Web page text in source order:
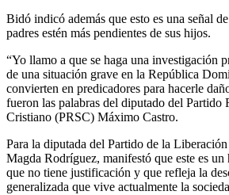
Bidó indicó además que esto es una señal
padres estén más pendientes de sus hijos.
“Yo llamo a que se haga una investigación
de una situación grave en la República
convierten en predicadores para hacerle
fueron las palabras del diputado del Partido
Cristiano (PRSC) Máximo Castro.
Para la diputada del Partido de la
Magda Rodríguez, manifestó que este es un
que no tiene justificación y que refleja la
generalizada que vive actualmente la